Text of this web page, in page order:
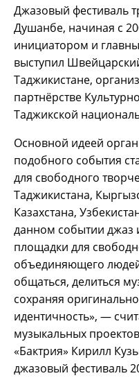
Джазовый фестиваль
Душанбе, начиная с
инициатором и
выступил
Таджикистане,
партнёрстве
Таджикской
Основной идеей
подобного события
для свободного
Таджикистана,
Казахстана,
данном событии джаз
площадки для
объединяющего
общаться, делиться
сохраняя
идентичность», —
музыкальных
«Бактрия» Кирилл
джазовый фестиваль